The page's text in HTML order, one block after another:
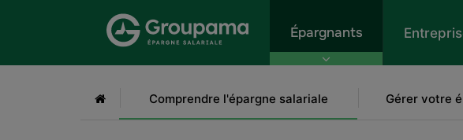
Aller au menu Aller à la recherche
Épargnants
Accueil Comprendre l'épargne salariale Gérer votre